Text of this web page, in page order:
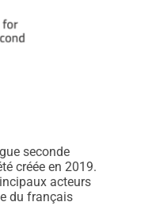
seconde
créée en 2019.
acteurs
du français